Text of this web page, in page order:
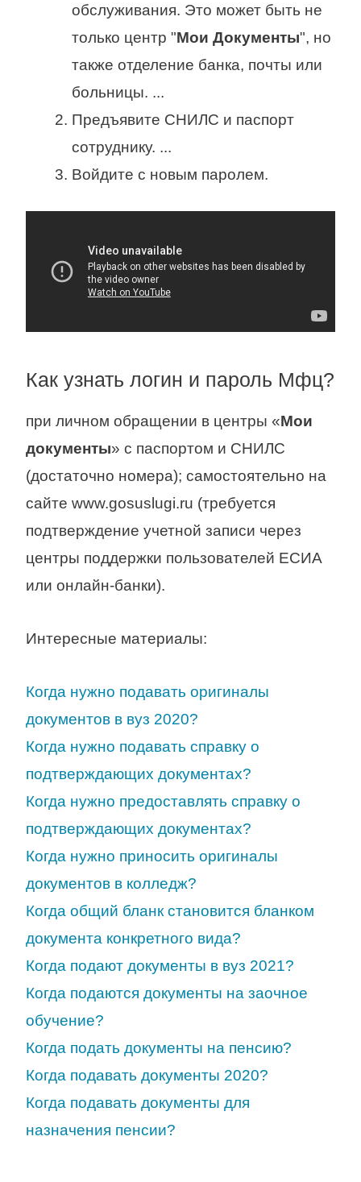
обслуживания. Это может быть не
только центр "Мои Документы", но
также отделение банка, почты или
больницы. ...
Предъявите СНИЛС и паспорт
сотруднику. ...
Войдите с новым паролем.
Как узнать логин и пароль Мфц?
при личном обращении в центры «Мои
документы» с паспортом и СНИЛС
(достаточно номера); самостоятельно на
сайте www.gosuslugi.ru (требуется
подтверждение учетной записи через
центры поддержки пользователей ЕСИА
или онлайн-банки).
Интересные материалы:
Когда нужно подавать оригиналы
документов в вуз 2020?
Когда нужно подавать справку о
подтверждающих документах?
Когда нужно предоставлять справку о
подтверждающих документах?
Когда нужно приносить оригиналы
документов в колледж?
Когда общий бланк становится бланком
документа конкретного вида?
Когда подают документы в вуз 2021?
Когда подаются документы на заочное
обучение?
Когда подать документы на пенсию?
Когда подавать документы 2020?
Когда подавать документы для
назначения пенсии?